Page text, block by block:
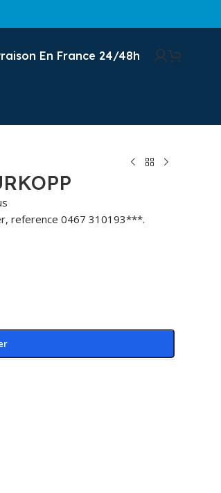
En France 24/48h
reference 0467 310193***.